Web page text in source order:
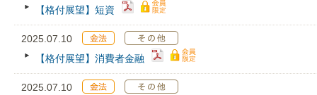
【格付展望】短資
2025.07.10
【格付展望】消費者金融
2025.07.10